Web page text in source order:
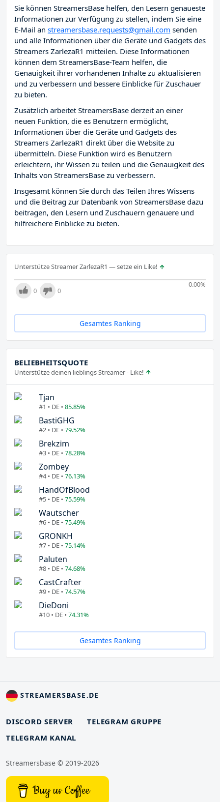
Sie können StreamersBase helfen, den Lesern genaueste
Informationen zur Verfügung zu stellen, indem Sie eine
E-Mail an streamersbase.requests@gmail.com senden
und alle Informationen über die Geräte und Gadgets des
Streamers ZarlezaR1 mitteilen. Diese Informationen
können dem StreamersBase-Team helfen, die
Genauigkeit ihrer vorhandenen Inhalte zu aktualisieren
und zu verbessern und bessere Einblicke für Zuschauer
zu bieten.
Zusätzlich arbeitet StreamersBase derzeit an einer
neuen Funktion, die es Benutzern ermöglicht,
Informationen über die Geräte und Gadgets des
Streamers ZarlezaR1 direkt über die Website zu
übermitteln. Diese Funktion wird es Benutzern
erleichtern, ihr Wissen zu teilen und die Genauigkeit des
Inhalts von StreamersBase zu verbessern.
Insgesamt können Sie durch das Teilen Ihres Wissens
und die Beitrag zur Datenbank von StreamersBase dazu
beitragen, den Lesern und Zuschauern genauere und
hilfreichere Einblicke zu bieten.
Unterstütze Streamer ZarlezaR1 — setze ein Like!
0.00%
0 0
Gesamtes Ranking
BELIEBHEITSQUOTE
Unterstütze deinen lieblings Streamer - Like!
Tjan
#1 • DE • 85.85%
BastiGHG
#2 • DE • 79.52%
Brekzim
#3 • DE • 78.28%
Zombey
#4 • DE • 76.13%
HandOfBlood
#5 • DE • 75.59%
Wautscher
#6 • DE • 75.49%
GRONKH
#7 • DE • 75.14%
Paluten
#8 • DE • 74.68%
CastCrafter
#9 • DE • 74.57%
DieDoni
#10 • DE • 74.31%
Gesamtes Ranking
STREAMERSBASE.DE
DISCORD SERVER
TELEGRAM GRUPPE
TELEGRAM KANAL
Streamersbase © 2019-2026
Buy us Coffee